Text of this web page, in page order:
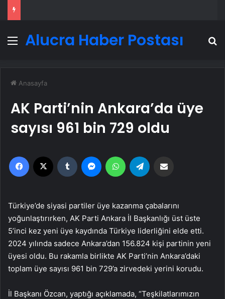
MenüAlucra Haber Postası
Anasayfa
AK Parti’nin Ankara’da üye
sayısı 961 bin 729 oldu
Facebook Tumblr MessengerWhatsApp
Türkiye’de siyasi partiler üye kazanma çabalarını
yoğunlaştırırken, AK Parti Ankara İl Başkanlığı üst üste
5’inci kez yeni üye kaydında Türkiye liderliğini elde etti.
2024 yılında sadece Ankara’dan 156.824 kişi partinin yeni
üyesi oldu. Bu rakamla birlikte AK Parti’nin Ankara’daki
toplam üye sayısı 961 bin 729’a zirvedeki yerini korudu.
İl Başkanı Özcan, yaptığı açıklamada, “Teşkilatlarımızın